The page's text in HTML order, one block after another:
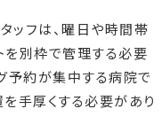
ッフは、曜日や時間帯
を別枠で管理する必要
予約が集中する病院で
手厚くする必要があり